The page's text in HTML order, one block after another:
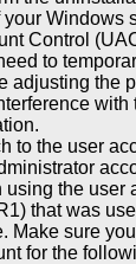
your Windows
Control
to
adjusting the
with
to the user
using the user
that was
Make sure
for the